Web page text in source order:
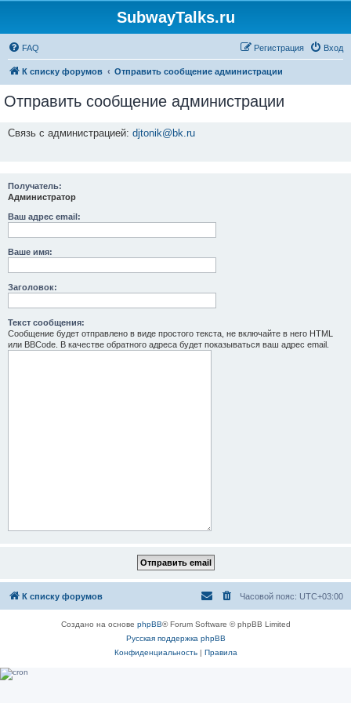
SubwayTalks.ru
FAQ Вход
Регистрация
К списку форумов Отправить сообщение администрации
Отправить сообщение администрации
Связь с администрацией: djtonik@bk.ru
Получатель:
Администратор
Ваш адрес email:
Ваше имя:
Заголовок:
Текст сообщения:
Сообщение будет отправлено в виде простого текста, не включайте в него HTML
или BBCode. В качестве обратного адреса будет показываться ваш адрес email.
К списку форумов Часовой пояс: UTC+03:00
Создано на основе phpBB® Forum Software © phpBB Limited
Русская поддержка phpBB
Конфиденциальность| Правила